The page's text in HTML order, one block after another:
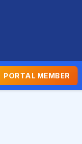
PORTAL MEMBER